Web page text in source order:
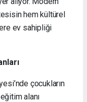
hem kültürel
ev sahipliği
çocukların
alanı